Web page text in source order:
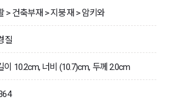
> 건축부재 > 지붕재 > 암키와
질
이 10.2cm, 너비 (10.7)cm, 두께 2.0cm